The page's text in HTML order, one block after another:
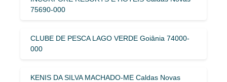
75690-000
CLUBE DE PESCA LAGO VERDE Goiânia 74000-
000
KENIS DA SILVA MACHADO-ME Caldas Novas